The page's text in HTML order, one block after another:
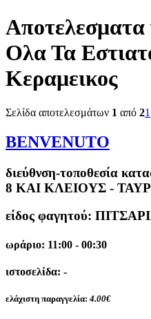
Αποτελεσματα
Ολα Τα
Κεραμεικος
Σελίδα αποτελεσμάτων 1 από 21
BENVENUTO
διεύθνση-τοποθεσία
8 ΚΑΙ ΚΛΕΙΟΥΣ -
είδος φαγητού:
ωράριο: 11:00 - 00:30
ιστοσελίδα: -
ελάχιστη παραγγελία: 4.00€